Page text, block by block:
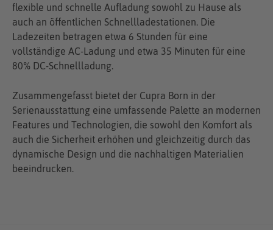
flexible und schnelle Aufladung sowohl zu Hause als
auch an öffentlichen Schnellladestationen. Die
Ladezeiten betragen etwa 6 Stunden für eine
vollständige AC-Ladung und etwa 35 Minuten für eine
80% DC-Schnellladung.
Zusammengefasst bietet der Cupra Born in der
Serienausstattung eine umfassende Palette an modernen
Features und Technologien, die sowohl den Komfort als
auch die Sicherheit erhöhen und gleichzeitig durch das
dynamische Design und die nachhaltigen Materialien
beeindrucken.